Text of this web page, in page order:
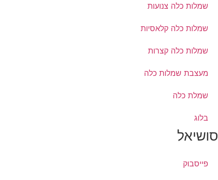
שמלות כלה צנועות
שמלות כלה קלאסיות
שמלות כלה קצרות
מעצבת שמלות כלה
שמלת כלה
בלוג
סושיאל
פייסבוק